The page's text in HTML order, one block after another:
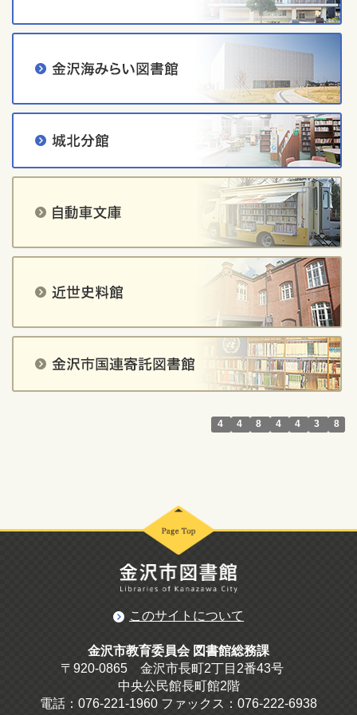
4 4 8 4 4 3 8
このサイトについて
金沢市教育委員会 図書館総務課
〒920-0865 金沢市長町2丁目2番43号
中央公民館長町館2階
電話：076-221-1960 ファックス：076-222-6938